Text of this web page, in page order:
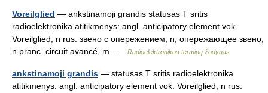
Voreilglied — ankstinamoji grandis statusas T sritis
radioelektronika atitikmenys: angl. anticipatory element vok.
Voreilglied, n rus. звено с опережением, n; опережающее звено,
n pranc. circuit avancé, m …
Radioelektronikos terminų žodynas
ankstinamoji grandis — statusas T sritis radioelektronika
atitikmenys: angl. anticipatory element vok. Voreilglied, n rus.